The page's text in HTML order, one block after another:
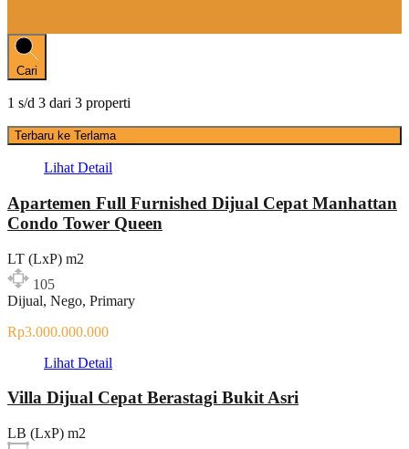
Cari
1 s/d 3 dari 3 properti
Terbaru ke Terlama
Lihat Detail
Apartemen Full Furnished Dijual Cepat Manhattan
Condo Tower Queen
LT (LxP) m2
105
Dijual, Nego, Primary
Rp3.000.000.000
Lihat Detail
Villa Dijual Cepat Berastagi Bukit Asri
LB (LxP) m2